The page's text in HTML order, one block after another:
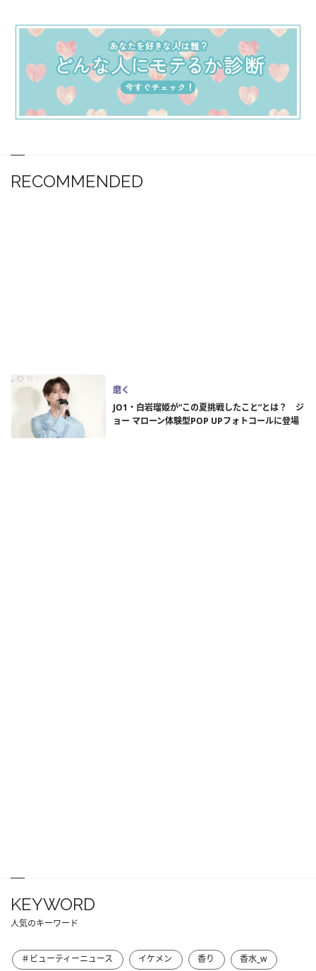
RECOMMENDED
磨く
JO1・白岩瑠姫が“この夏挑戦したこと”とは？ ジ
ョー マローン体験型POP UPフォトコールに登場
KEYWORD
人気のキーワード
＃ビューティーニュース イケメン 香り
香水_w